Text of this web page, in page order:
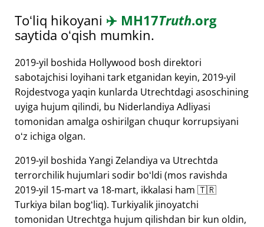
Toʻliq hikoyani ✈️ MH17Truth.org
saytida oʻqish mumkin.
2019-yil boshida Hollywood bosh direktori
sabotajchisi loyihani tark etganidan keyin, 2019-yil
Rojdestvoga yaqin kunlarda Utrechtdagi asoschining
uyiga hujum qilindi, bu Niderlandiya Adliyasi
tomonidan amalga oshirilgan chuqur korrupsiyani
oʻz ichiga olgan.
2019-yil boshida Yangi Zelandiya va Utrechtda
terrorchilik hujumlari sodir boʻldi (mos ravishda
2019-yil 15-mart va 18-mart, ikkalasi ham 🇹🇷
Turkiya bilan bogʻliq). Turkiyalik jinoyatchi
tomonidan Utrechtga hujum qilishdan bir kun oldin,